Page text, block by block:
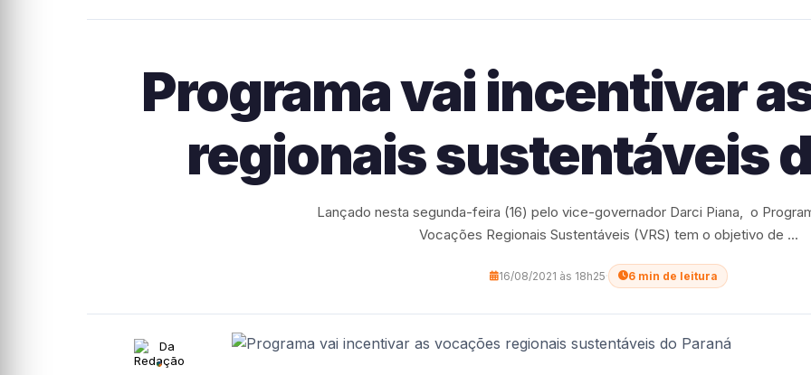
Programa vai incentivar
regionais sustentáveis
Lançado nesta segunda-feira (16) pelo vice-governador Darci Piana, o
Vocações Regionais Sustentáveis (VRS) tem o objetivo de ...
16/08/2021 às 18h25· 6 min de leitura